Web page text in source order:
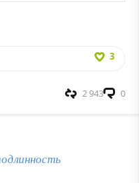
3
0
2 943